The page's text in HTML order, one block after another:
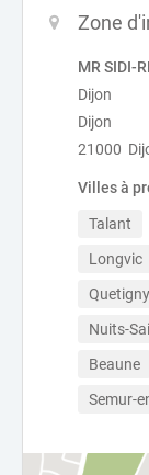
Zone
MR SIDI-
Dijon
Dijon
21000
Villes à
Talant
Longvic
Quetigny
Nuits-
Beaune
Semur-